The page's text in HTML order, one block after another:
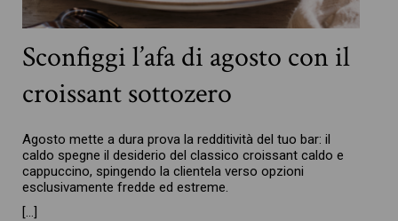
Sconfiggi l’afa di agosto con il
croissant sottozero
Agosto mette a dura prova la redditività del tuo bar: il
caldo spegne il desiderio del classico croissant caldo e
cappuccino, spingendo la clientela verso opzioni
esclusivamente fredde ed estreme.
[…]